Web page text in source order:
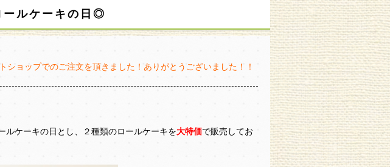
ールケーキの日◎
ショップでのご注文を頂きました！ありがとうございました！！
ルケーキの日とし、２種類のロールケーキを大特価で販売してお